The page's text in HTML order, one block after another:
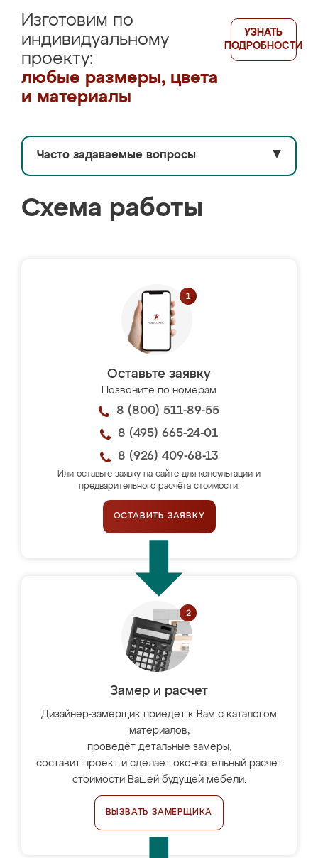
Изготовим по
индивидуальному
проекту:
любые размеры, цвета
и материалы
УЗНАТЬ
ПОДРОБНОСТИ
Часто задаваемые вопросы ▼
Схема работы
Оставьте заявку
Позвоните по номерам
8 (800) 511-89-55
8 (495) 665-24-01
8 (926) 409-68-13
Или оставьте заявку на сайте для консультации и
предварительного расчёта стоимости.
ОСТАВИТЬ ЗАЯВКУ
Замер и расчет
Дизайнер-замерщик приедет к Вам с каталогом
материалов,
проведёт детальные замеры,
составит проект и сделает окончательный расчёт
стоимости Вашей будущей мебели.
ВЫЗВАТЬ ЗАМЕРЩИКА